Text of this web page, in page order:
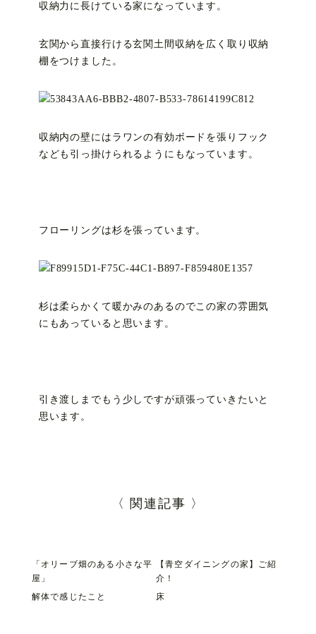
収納力に長けている家になっています。
玄関から直接行ける玄関土間収納を広く取り収納
棚をつけました。
収納内の壁にはラワンの有効ボードを張りフック
なども引っ掛けられるようにもなっています。
フローリングは杉を張っています。
杉は柔らかくて暖かみのあるのでこの家の雰囲気
にもあっていると思います。
引き渡しまでもう少しですが頑張っていきたいと
思います。
〈 関連記事 〉
「オリーブ畑のある小さな平
屋」
【青空ダイニングの家】ご紹
介！
解体で感じたこと
床